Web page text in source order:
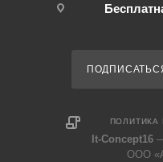
ПОЛИТИКА
It-Concept16
ООО